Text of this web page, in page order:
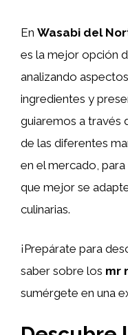
En Wasabi del
es la mejor opción
analizando
ingredientes y
guiaremos a través
de las diferentes
en el mercado,
que mejor se
culinarias.
¡Prepárate para
saber sobre los mr
sumérgete en una